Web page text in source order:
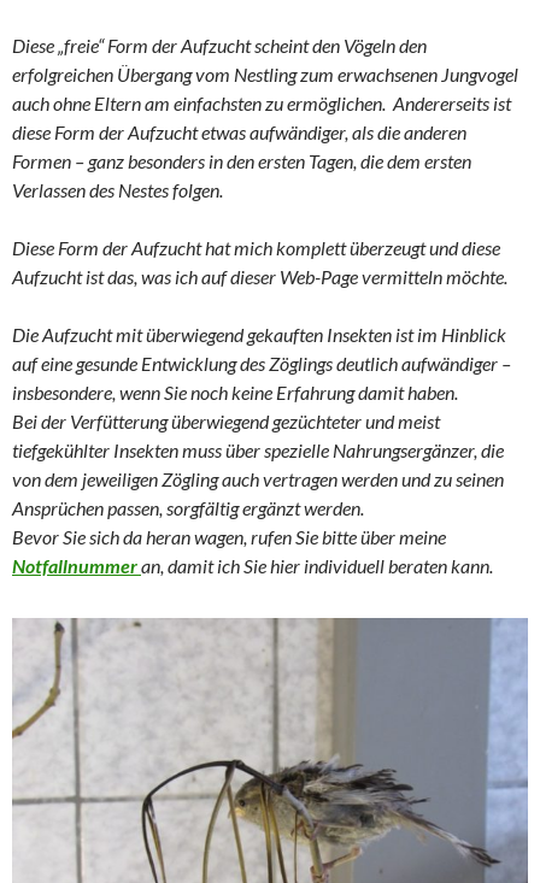
Diese „freie“ Form der Aufzucht scheint den Vögeln den
erfolgreichen Übergang vom Nestling zum erwachsenen Jungvogel
auch ohne Eltern am einfachsten zu ermöglichen. Andererseits ist
diese Form der Aufzucht etwas aufwändiger, als die anderen
Formen – ganz besonders in den ersten Tagen, die dem ersten
Verlassen des Nestes folgen.
Diese Form der Aufzucht hat mich komplett überzeugt und diese
Aufzucht ist das, was ich auf dieser Web-Page vermitteln möchte.
Die Aufzucht mit überwiegend gekauften Insekten ist im Hinblick
auf eine gesunde Entwicklung des Zöglings deutlich aufwändiger –
insbesondere, wenn Sie noch keine Erfahrung damit haben.
Bei der Verfütterung überwiegend gezüchteter und meist
tiefgekühlter Insekten muss über spezielle Nahrungsergänzer, die
von dem jeweiligen Zögling auch vertragen werden und zu seinen
Ansprüchen passen, sorgfältig ergänzt werden.
Bevor Sie sich da heran wagen, rufen Sie bitte über meine
Notfallnummeran, damit ich Sie hier individuell beraten kann.